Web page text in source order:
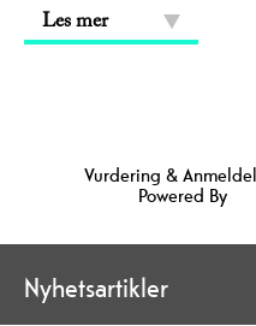
Les mer
Vurdering &
Powered By
Nyhetsartikler